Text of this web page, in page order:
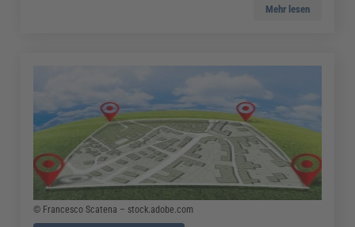
Mehr lesen
© Francesco Scatena – stock.adobe.com